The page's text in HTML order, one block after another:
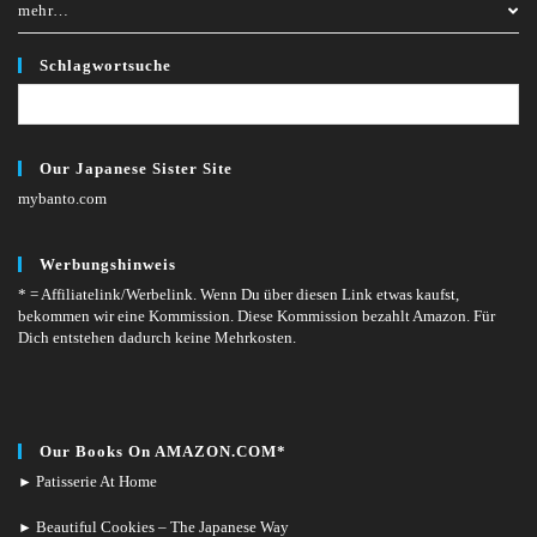
mehr…
Schlagwortsuche
Our Japanese Sister Site
mybanto.com
Werbungshinweis
* = Affiliatelink/Werbelink. Wenn Du über diesen Link etwas kaufst,
bekommen wir eine Kommission. Diese Kommission bezahlt Amazon. Für
Dich entstehen dadurch keine Mehrkosten.
Our Books On AMAZON.COM*
► Patisserie At Home
► Beautiful Cookies – The Japanese Way